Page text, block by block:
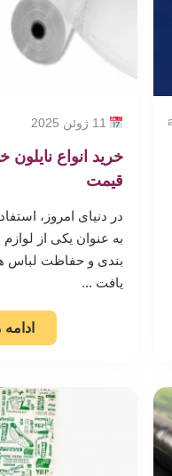
خرید انواع
قیمت
در دنیای امروز،
به عنوان یکی از
بندی و حفاظت لباس
یافت ...